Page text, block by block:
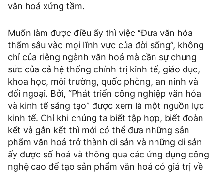
văn hoá xứng tầm.
Muốn làm được điều ấy thì việc “Đưa văn hóa
thấm sâu vào mọi lĩnh vực của đời sống”, không
chỉ của riêng ngành văn hoá mà cần sự chung
sức của cả hệ thống chính trị kinh tế, giáo dục,
khoa học, môi trường, quốc phòng, an ninh và
đối ngoại. Bởi, “Phát triển công nghiệp văn hóa
và kinh tế sáng tạo” được xem là một nguồn lực
kinh tế. Chỉ khi chúng ta biết tập hợp, biết đoàn
kết và gắn kết thì mới có thể đưa những sản
phẩm văn hoá trở thành di sản và những di sản
ấy được số hoá và thông qua các ứng dụng công
nghệ cao để tạo sản phẩm văn hoá có giá trị về